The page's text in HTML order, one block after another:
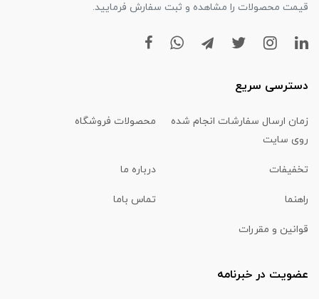
قیمت محصولات را مشاهده و ثبت سفارش فرمایید.
دسترسی سریع
زمان ارسال سفارشات انجام شده
روی سایت
محصولات فروشگاه
تخفیفات درباره ما
راهنما تماس باما
قوانین و مقررات
عضویت در خبرنامه